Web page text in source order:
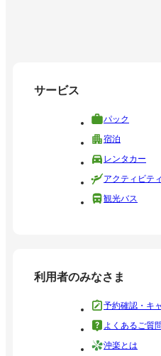
サービス
パック
宿泊
レンタカー
アクティビティ
観光バス
利用者のみなさま
予約確認・キ
よくあるご質
沖楽とは